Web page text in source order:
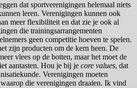
dat sportverenigingen helemaal niets
leren. Verenigingen kunnen ook
meer flexibiliteit en dat zie je ook al
die trainingsarrangementen
geen competitie hoeven te spelen.
zijn producten om de kern heen. De
vlees op de botten, maar het moet de
aantasten. Hou je bij je core values, dat
Verenigingen moeten
die verenigingen draaien. Ik vind